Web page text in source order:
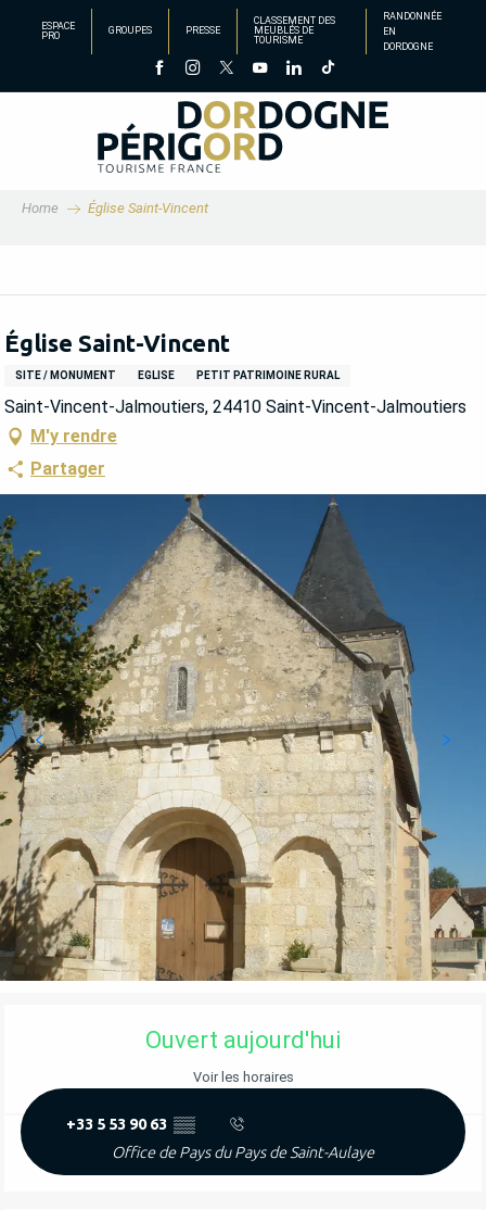
principal
ESPACE
PRO
GROUPES PRESSE
CLASSEMENT DES
MEUBLÉS DE
TOURISME
RANDONNÉE
EN
DORDOGNE
Home Église Saint-Vincent
Église Saint-Vincent
SITE / MONUMENT EGLISE PETIT PATRIMOINE RURAL
Saint-Vincent-Jalmoutiers, 24410 Saint-Vincent-Jalmoutiers
M'y rendre
Partager
OUVERTURE ET COORDONNÉES
Ouvert aujourd'hui
Voir les horaires
+33 5 53 90 63 ▒▒
Office de Pays du Pays de Saint-Aulaye